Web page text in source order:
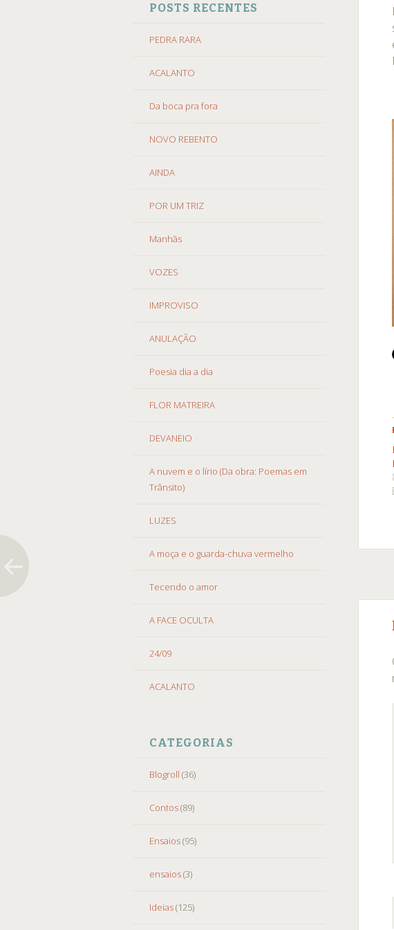
O
POSTS RECENTES
PEDRA RARA
ACALANTO
Da boca pra fora
NOVO REBENTO
AINDA
POR UM TRIZ
Manhãs
VOZES
IMPROVISO
ANULAÇÃO
Poesia dia a dia
FLOR MATREIRA
DEVANEIO
A nuvem e o lírio (Da obra: Poemas em
Trânsito)
LUZES
A moça e o guarda-chuva vermelho
Tecendo o amor
A FACE OCULTA
24/09
ACALANTO
CATEGORIAS
Blogroll (36)
Contos(89)
Ensaios(95)
ensaios(3)
Ideias(125)